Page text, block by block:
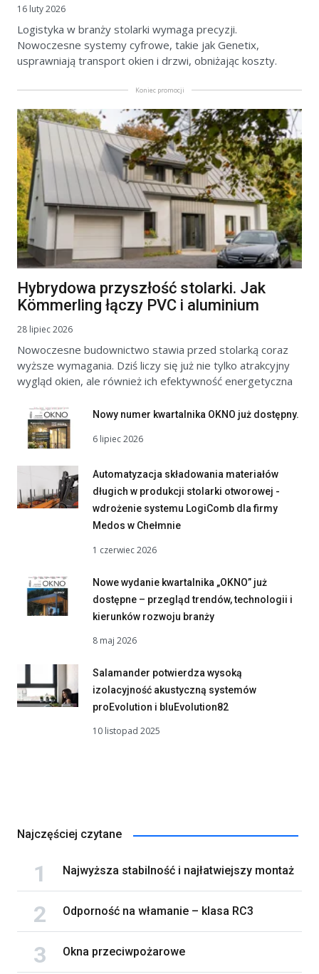
16 luty 2026
Logistyka w branży stolarki wymaga precyzji.
Nowoczesne systemy cyfrowe, takie jak Genetix,
usprawniają transport okien i drzwi, obniżając koszty.
Koniec promocji
Hybrydowa przyszłość stolarki. Jak
Kömmerling łączy PVC i aluminium
28 lipiec 2026
Nowoczesne budownictwo stawia przed stolarką coraz
wyższe wymagania. Dziś liczy się już nie tylko atrakcyjny
wygląd okien, ale również ich efektywność energetyczna
Nowy numer kwartalnika OKNO już dostępny.
6 lipiec 2026
Automatyzacja składowania materiałów
długich w produkcji stolarki otworowej -
wdrożenie systemu LogiComb dla firmy
Medos w Chełmnie
1 czerwiec 2026
Nowe wydanie kwartalnika „OKNO” już
dostępne – przegląd trendów, technologii i
kierunków rozwoju branży
8 maj 2026
Salamander potwierdza wysoką
izolacyjność akustyczną systemów
proEvolution i bluEvolution82
10 listopad 2025
Najczęściej czytane
Najwyższa stabilność i najłatwiejszy montaż
Odporność na włamanie – klasa RC3
Okna przeciwpożarowe